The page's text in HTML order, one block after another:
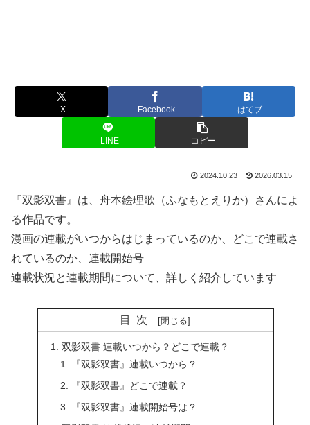
X Facebook はてブ
LINE コピー
2024.10.23 2026.03.15
『双影双書』は、舟本絵理歌（ふなもとえりか）さんによ
る作品です。
漫画の連載がいつからはじまっているのか、どこで連載さ
れているのか、連載開始号
連載状況と連載期間について、詳しく紹介しています
目次
双影双書 連載いつから？どこで連載？
『双影双書』連載いつから？
『双影双書』どこで連載？
『双影双書』連載開始号は？